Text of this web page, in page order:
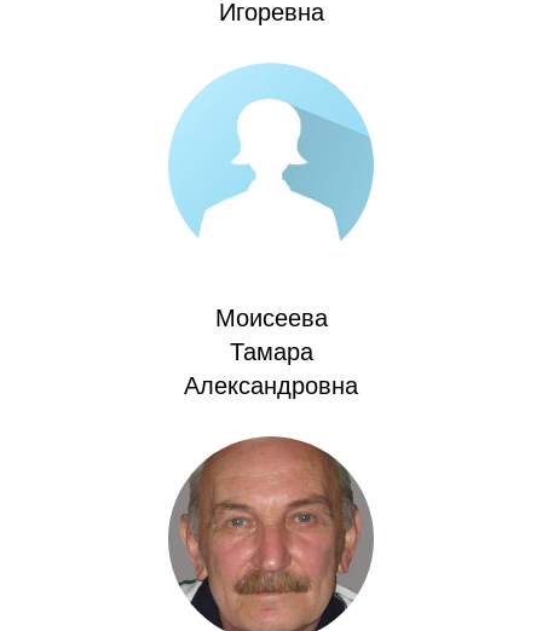
Квартальный прогноз
Краткосрочный прогноз
Оценка индекса промышленного
производства
Центр «Климатическая политика и
экономика России»
Образование и карьера
Кафедра МФТИ
Кафедра МАДИ
Игоревна
Моисеева
Тамара
Александровна